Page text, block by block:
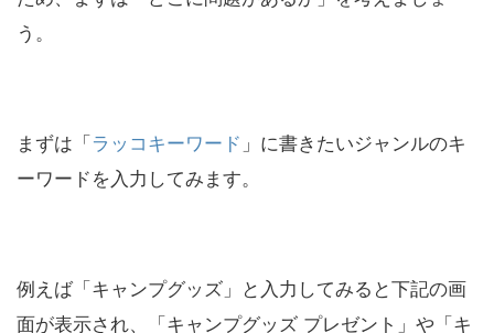
う。
まずは「ラッコキーワード 」に書きたいジャンルのキ
ーワードを入力してみます。
例えば「キャンプグッズ」と入力してみると下記の画
面が表示され、「キャンプグッズ プレゼント」や「キ